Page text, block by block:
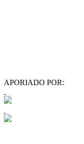
APORIADO POR: